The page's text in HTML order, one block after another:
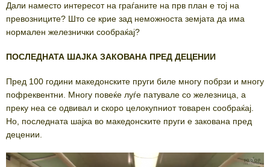
Дали наместо интересот на граѓаните на прв план е тој на
превозниците? Што се крие зад неможноста земјата да има
нормален железнички сообраќај?
ПОСЛЕДНАТА ШАЈКА ЗАКОВАНА ПРЕД ДЕЦЕНИИ
Пред 100 години македонските пруги биле многу побрзи и многу
пофреквентни. Многу повеќе луѓе патувале со железница, а
преку неа се одвивал и скоро целокупниот товарен сообраќај.
Но, последната шајка во македонските пруги е закована пред
децении.